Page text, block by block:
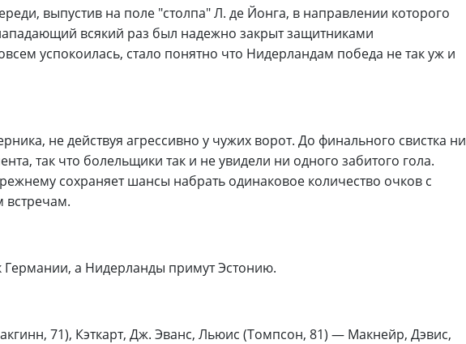
выпустив на поле "столпа" Л. де Йонга, в направлении которого
всякий раз был надежно закрыт защитниками
успокоилась, стало понятно что Нидерландам победа не так уж и
не действуя агрессивно у чужих ворот. До финального свистка ни
так что болельщики так и не увидели ни одного забитого гола.
сохраняет шансы набрать одинаковое количество очков с
встречам.
Германии, а Нидерланды примут Эстонию.
71), Кэткарт, Дж. Эванс, Льюис (Томпсон, 81) — Макнейр, Дэвис,